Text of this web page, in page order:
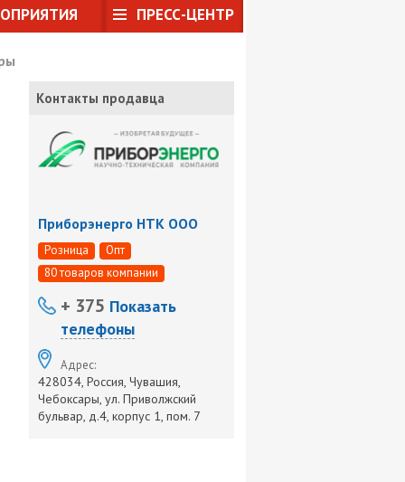
ПРЕСС-ЦЕНТР
Контакты продавца
Приборэнерго НТК ООО
Розница
Опт
80 товаров компании
+ 375 Показать
телефоны
Адрес:
428034, Россия, Чувашия,
Чебоксары, ул. Приволжский
бульвар, д.4, корпус 1, пом. 7